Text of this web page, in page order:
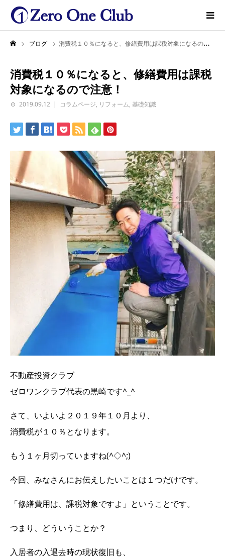
ブログ 消費税１０％になると、修繕費用は課税対象になるので注意！
消費税１０％になると、修繕費用は課税
対象になるので注意！
2019.09.12 コラムページ, リフォーム, 基礎知識
不動産投資クラブ
ゼロワンクラブ代表の黒崎です^_^
さて、いよいよ２０１９年１０月より、
消費税が１０％となります。
もう１ヶ月切っていますね(^◇^;)
今回、みなさんにお伝えしたいことは１つだけです。
「修繕費用は、課税対象ですよ」ということです。
つまり、どういうことか？
入居者の入退去時の現状復旧も、